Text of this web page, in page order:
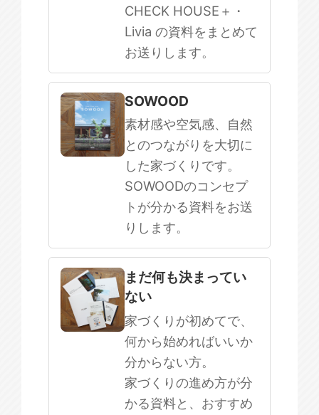
CHECK HOUSE＋・
Livia の資料をまとめて
お送りします。
SOWOOD
素材感や空気感、自然
とのつながりを大切に
した家づくりです。
SOWOODのコンセプ
トが分かる資料をお送
りします。
まだ何も決まってい
ない
家づくりが初めてで、
何から始めればいいか
分からない方。
家づくりの進め方が分
かる資料と、おすすめ